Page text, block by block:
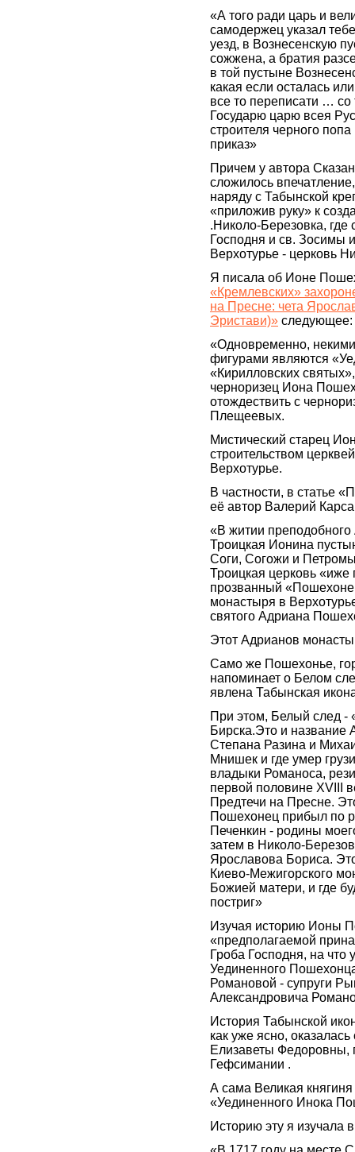
«А того ради царь и
самодержец указал
уезд, в Вознесенскую
сожжена, а братия
в той пустыне
какая если осталась
все то переписати …
Государю царю всея
строителя черного
приказ»
Причем у автора
сложилось
наряду с Табынской
«приложив руку» к
.Николо-Березовка,
Господня и св. Зосимы
Верхотурье - церковь
Я писала об Ионе
«Кремлевских»
на Пресне: чета
Эристави)» следующее:
«Одновременно,
фигурами являются
«Кирилловских
черноризец Иона
отождествить с
Плещеевых.
Мистический старец
строительством
Верхотурье.
В частности, в статье
её автор Валерий
«В житии
Троицкая Ионина
Соги, Согожи и Петромы
Троицкая церковь
прозванный
монастыря в
святого Адриана
Этот Адрианов
Само же Пошехонье,
напоминает о Белом
явлена Табынская
При этом, Белый след -
Бирска.Это и название
Степана Разина и
Мнишек и где умер
владыки Романоса,
первой половине XVIII
Предтечи на Пресне.
Пошехонец прибыл по
Печенкин - родины
затем в Николо-
Ярославова Бориса.
Киево-Межигорского
Божией матери, и где
постриг»
Изучая историю Ионы
«предполагаемой
Гроба Господня, на что
Уединенного
Романовой - супруги
Александровича
История Табынской
как уже ясно,
Елизаветы Федоровны,
Гефсимании .
А сама Великая
«Уединенного Инока
Историю эту я изучала